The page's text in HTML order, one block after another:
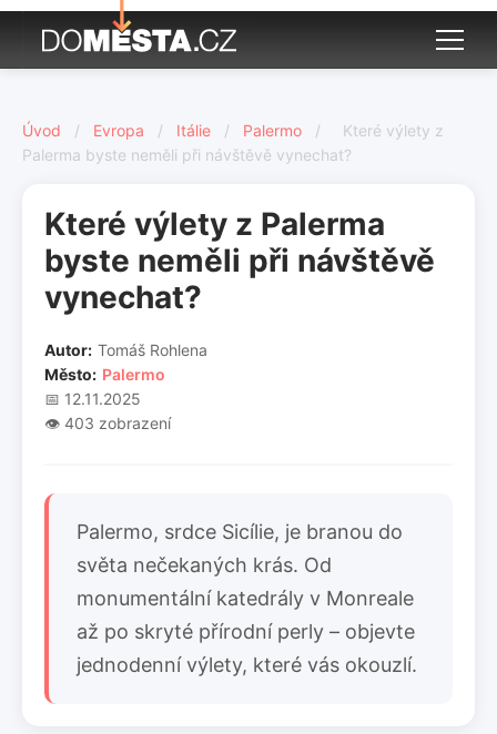
Úvod / Evropa / Itálie / Palermo /
Které výlety z
Palerma byste neměli při návštěvě vynechat?
Které výlety z Palerma
byste neměli při návštěvě
vynechat?
Autor: Tomáš Rohlena
Město: Palermo
📅 12.11.2025
👁️ 403 zobrazení
Palermo, srdce Sicílie, je branou do
světa nečekaných krás. Od
monumentální katedrály v Monreale
až po skryté přírodní perly – objevte
jednodenní výlety, které vás okouzlí.